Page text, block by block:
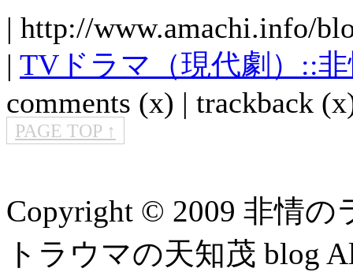
| http://www.amachi.info/
| TVドラマ（現代劇）::
comments (x) | trackback
PAGE TOP ↑
Copyright © 2009 非情
トラウマの天知茂 blog